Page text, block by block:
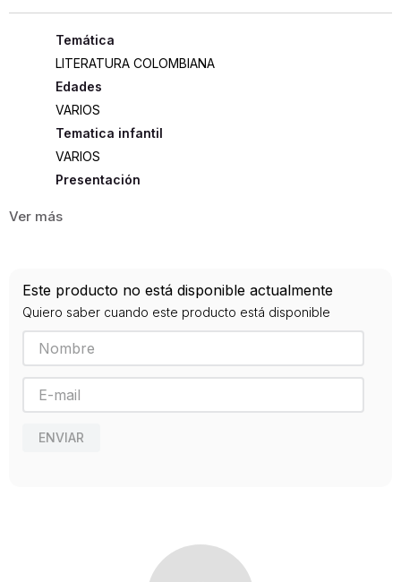
LITERATURA COLOMBIANA
Edades
VARIOS
Tematica infantil
VARIOS
Presentación
9789584288288
Editorial
SEIX BARRAL
Año de publicación
2024
Este producto no está disponible actualmente
Quiero saber cuando este producto está disponible
ENVIAR